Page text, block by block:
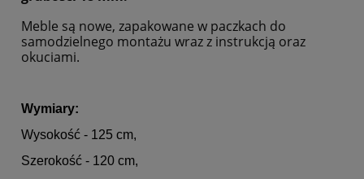
Meble są nowe, zapakowane w paczkach do
samodzielnego montażu wraz z instrukcją oraz
okuciami.
Wymiary:
Wysokość - 125 cm,
Szerokość - 120 cm,